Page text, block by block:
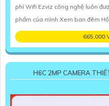
phí Wifi Ezviz công nghệ luôn
phẩm của mình Xem ban đêm
665,000
H6C 2MP CAMERA